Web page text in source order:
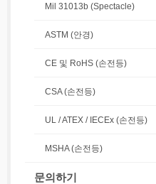
Mil 31013b (Spectacle)
ASTM (안경)
CE 및 RoHS (손전등)
CSA (손전등)
UL / ATEX / IECEx (손전등)
MSHA (손전등)
문의하기